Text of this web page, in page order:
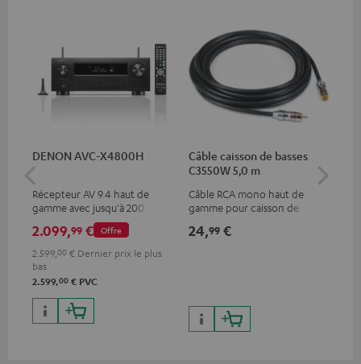
DENON AVC-X4800H
Récepteur AV 9.4 haut de
gamme avec jusqu'à 200 watts
de puissance de sortie par
canal, supporte le traitement
11.4 canaux
Offre
2.099,99 €
2.599, 00 € Dernier prix le plus
bas
2.599,00 € PVC
Câble caisson de basses
C3550W 5,0 m
Câble RCA mono haut de
gamme pour caisson de
24,99 €